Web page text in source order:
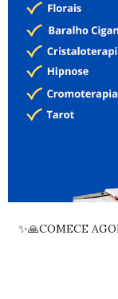
✨🙏COMECE